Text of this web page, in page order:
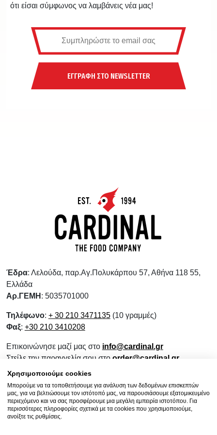
ότι είσαι σύμφωνος να λαμβάνεις νέα μας!
ΕΓΓΡΑΦΗ ΣΤΟ NEWSLETTER
Έδρα: Λελούδα, παρ.Αγ.Πολυκάρπου 57, Αθήνα 118 55,
Ελλάδα
Αρ.ΓΕΜΗ : 5035701000
Τηλέφωνο: + 30 210 3471135(10 γραμμές)
Φαξ: +30 210 3410208
Επικοινώνησε μαζί μας στο info@cardinal.gr
Στείλε την παραγγελία σου στο order@cardinal.gr
Για αγορές λιανικής
www.wokshop.gr
Όροι Χρήσης
Πολιτική Προστασίας Προσωπικών Δεδομένων
Πολιτική Επιστροφών
Χρησιμοποιούμε cookies
Μπορούμε να τα τοποθετήσουμε για ανάλυση των δεδομένων επισκεπτών
μας, για να βελτιώσουμε τον ιστότοπό μας, να παρουσιάσουμε εξατομικευμένο
περιεχόμενο και να σας προσφέρουμε μια μεγάλη εμπειρία ιστοτόπου. Για
περισσότερες πληροφορίες σχετικά με τα cookies που χρησιμοποιούμε,
ανοίξτε τις ρυθμίσεις.